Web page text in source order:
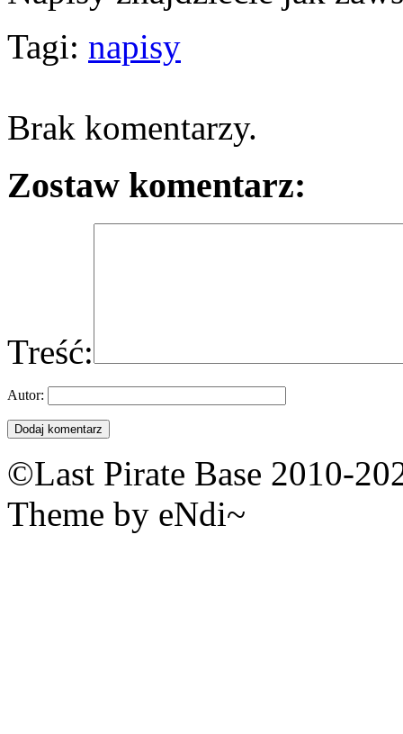
Tagi: napisy
Brak komentarzy.
Zostaw komentarz:
Treść:
Autor:
©Last Pirate Base 2010-
Theme by eNdi~